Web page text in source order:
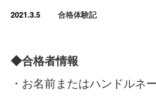
2021.3.5 合格体験記
◆合格者情報
・お名前またはハンドルネ